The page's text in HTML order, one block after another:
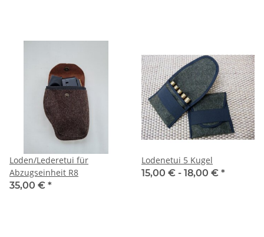
Loden/Lederetui für
Abzugseinheit R8
35,00 € *
Lodenetui 5 Kugel
15,00 € - 18,00 € *